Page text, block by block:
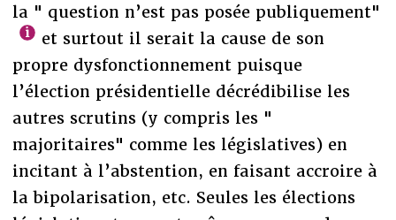
la " question n’est pas posée publiquement"
et surtout il serait la cause de son
propre dysfonctionnement puisque
l’élection présidentielle décrédibilise les
autres scrutins (y compris les "
majoritaires" comme les législatives) en
incitant à l’abstention, en faisant accroire à
la bipolarisation, etc. Seules les élections